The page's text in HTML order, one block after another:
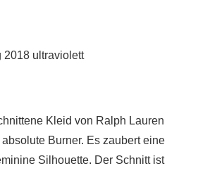
Kleid von Ralph Lauren
absolute Burner. Es zaubert eine
Silhouette. Der Schnitt ist